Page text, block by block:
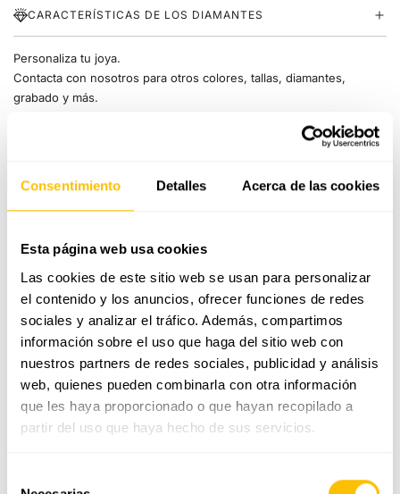
Consentimiento Detalles Acerca de las cookies
Esta página web usa cookies
Las cookies de este sitio web se usan para personalizar
el contenido y los anuncios, ofrecer funciones de redes
sociales y analizar el tráfico. Además, compartimos
información sobre el uso que haga del sitio web con
nuestros partners de redes sociales, publicidad y análisis
web, quienes pueden combinarla con otra información
que les haya proporcionado o que hayan recopilado a
partir del uso que haya hecho de sus servicios.
0.50 ct
0.60 ct
.
CARACTERÍSTICAS DE LOS DIAMANTES
Personaliza tu joya.
Contacta con nosotros para otros colores, tallas, diamantes,
grabado y más.
Envío gratis
Hecho en nuestro propio taller
GUÍA DE TALLAS
ENVÍO Y DEVOLUCIONES
CALIDAD Y GARANTÍA
Anillo de compromiso solitario con diamante de
1,00 quilates de talla brillante en oro blanco 18k.
estudiada por nuestros artesanos para una mayor comodidad.